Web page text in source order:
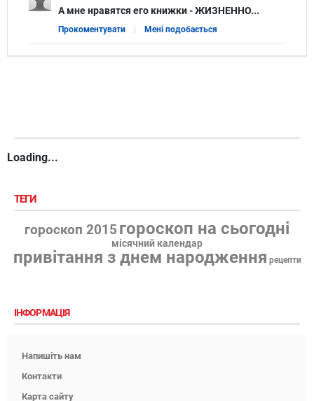
А мне нравятся его книжки - ЖИЗНЕННО...
Прокоментувати Мені подобається
Loading...
ТЕГИ
гороскоп 2015 гороскоп на сьогодні
місячний календар
привітання з днем народження рецепти
ІНФОРМАЦІЯ
Напишіть нам
Контакти
Карта сайту